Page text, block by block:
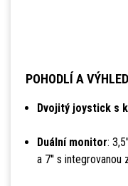
POHODLÍ A VÝHLED
Dvojitý joystick s
Duální monitor:
a 7'' s integrovanou